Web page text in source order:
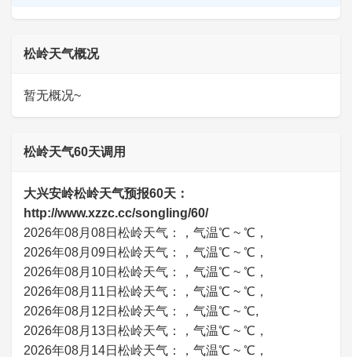
松岭天气概况
暂无概况~
松岭天气60天调用
大兴安岭松岭天气预报60天：
http://www.xzzc.cc/songling/60/
2026年08月08日松岭天气：，气温℃ ~ ℃，
2026年08月09日松岭天气：，气温℃ ~ ℃，
2026年08月10日松岭天气：，气温℃ ~ ℃，
2026年08月11日松岭天气：，气温℃ ~ ℃，
2026年08月12日松岭天气：，气温℃ ~ ℃,
2026年08月13日松岭天气：，气温℃ ~ ℃，
2026年08月14日松岭天气：，气温℃ ~ ℃，